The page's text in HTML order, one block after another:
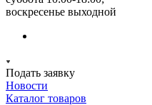
воскресенье выходной
Подать заявку
Новости
Каталог товаров